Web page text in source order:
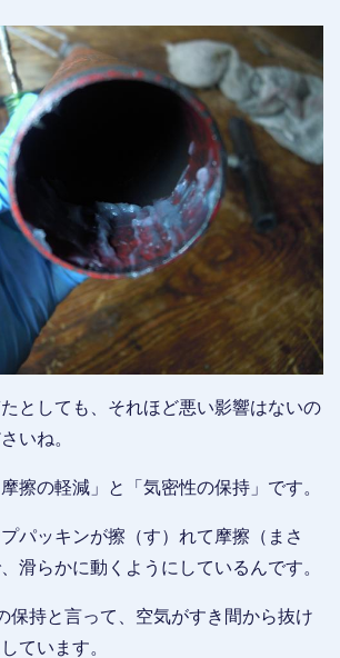
としても、それほど悪い影響はないの
いね。
擦の軽減」と「気密性の保持」です。
パッキンが擦（す）れて摩擦（まさ
滑らかに動くようにしているんです。
保持と言って、空気がすき間から抜け
ています。